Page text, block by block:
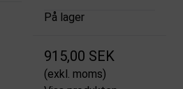
På lager
915,00 SEK
(exkl. moms)